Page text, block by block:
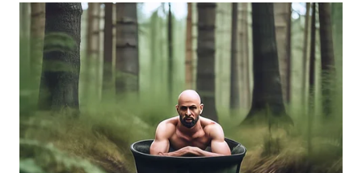
WAHANA
KONSUMEN
WAHANA
WAHANA
TRAVEL